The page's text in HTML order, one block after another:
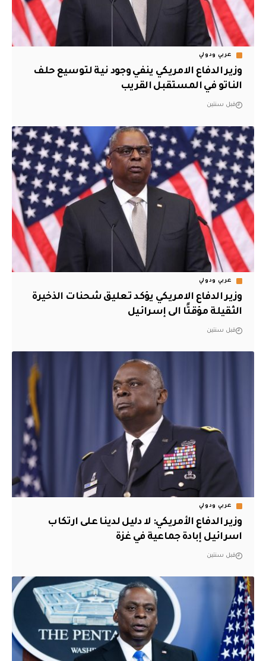
عربي ودولي
وزير الدفاع الامريكي ينفي وجود نية لتوسيع حلف
الناتو في المستقبل القريب
قبل سنتين
عربي ودولي
وزير الدفاع الامريكي يؤكد تعليق شحنات الذخيرة
الثقيلة مؤقتًا الى إسرائيل
قبل سنتين
عربي ودولي
وزير الدفاع الأمريكي: لا دليل لدينا على ارتكاب
اسرائيل إبادة جماعية في غزة
قبل سنتين